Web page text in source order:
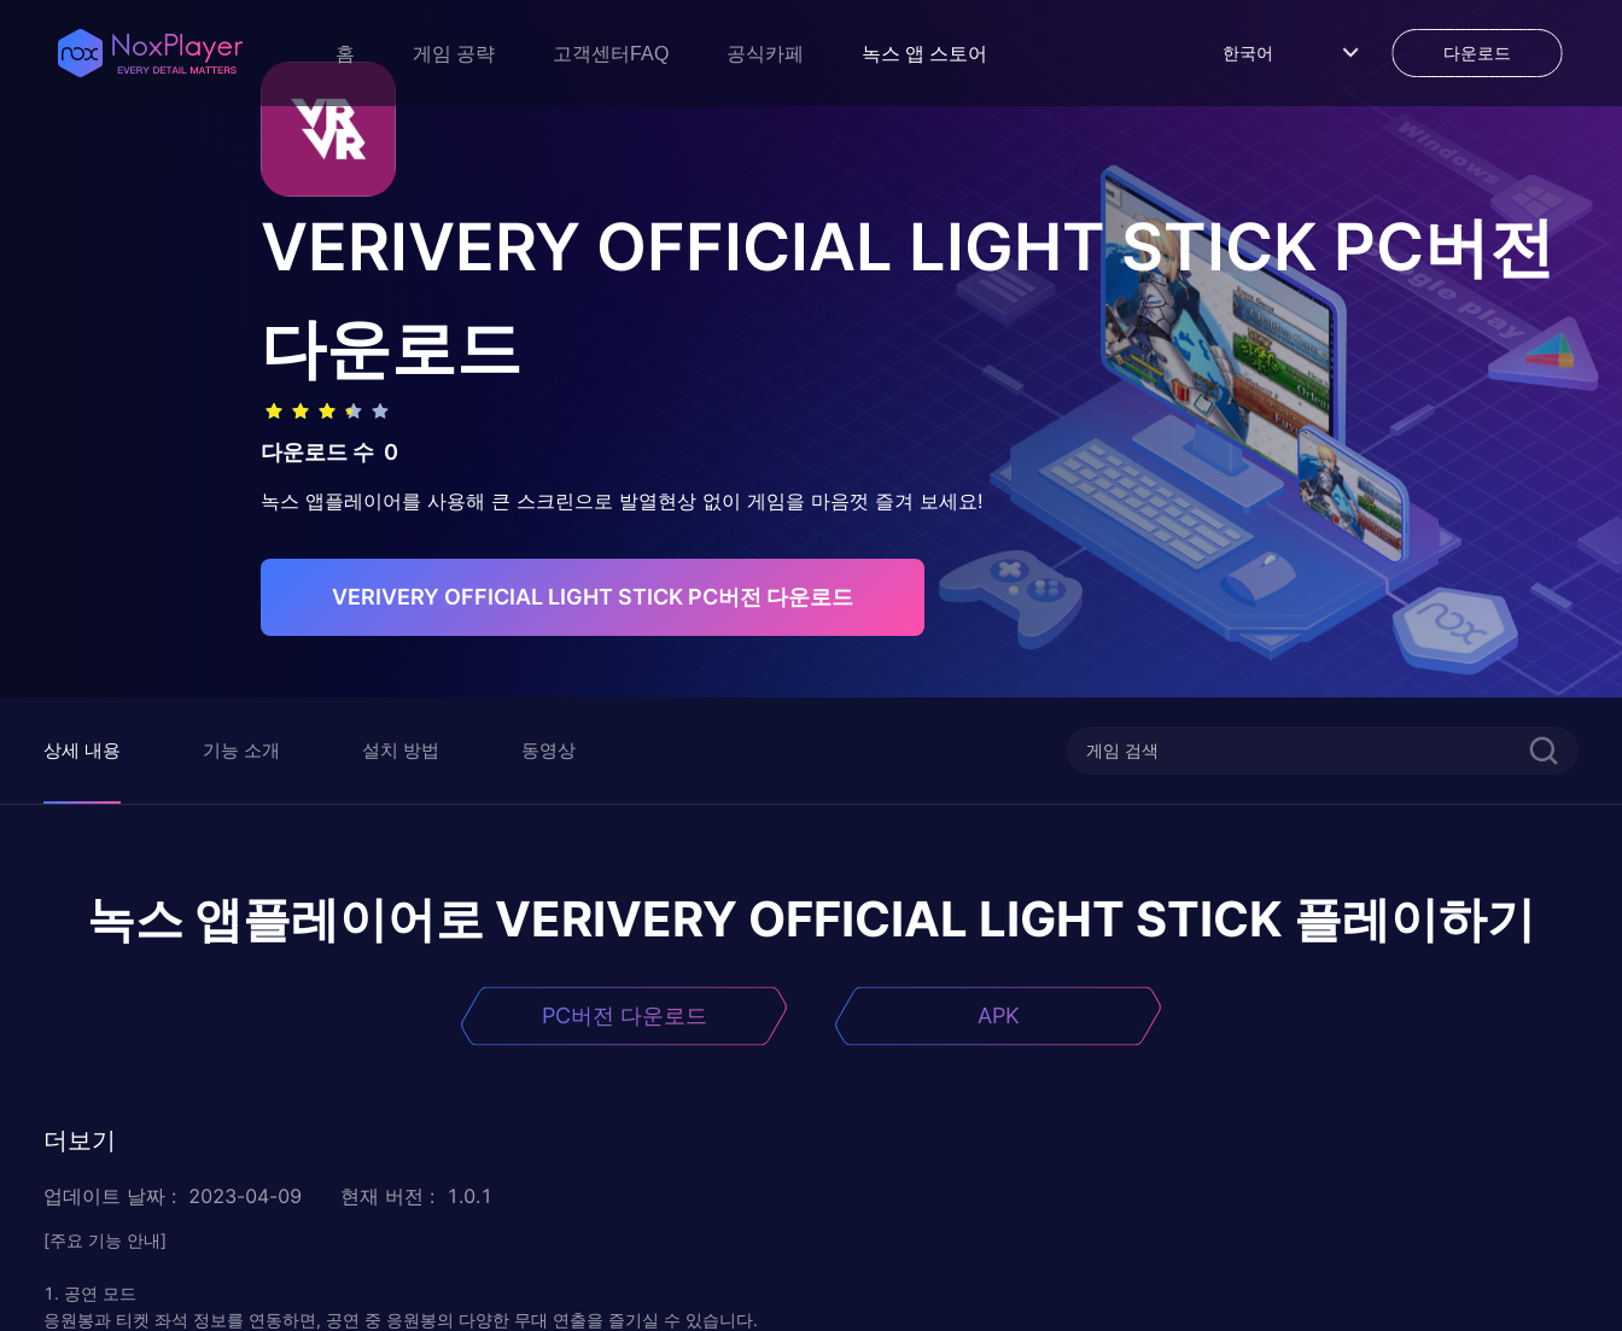
홈 게임 공략 고객센터FAQ 공식카페 녹스 앱 스토어 한국어 다운로드
VERIVERY OFFICIAL LIGHT STICK PC버전
다운로드
다운로드 수 0
녹스 앱플레이어를 사용해 큰 스크린으로 발열현상 없이 게임을 마음껏 즐겨 보세요!
VERIVERY OFFICIAL LIGHT STICK PC버전 다운로드
상세 내용 기능 소개 설치 방법 동영상
녹스 앱플레이어로 VERIVERY OFFICIAL LIGHT STICK 플레이하기
PC버전 다운로드 APK
더보기
업데이트 날짜 : 2023-04-09 현재 버전 : 1.0.1
[주요 기능 안내]
1. 공연 모드
응원봉과 티켓 좌석 정보를 연동하면, 공연 중 응원봉의 다양한 무대 연출을 즐기실 수 있습니다.